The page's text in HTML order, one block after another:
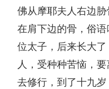
佛从摩耶夫人右边
在肩下边的骨，俗
位太子，后来长大
人，受种种苦恼，
去修行，到了十九